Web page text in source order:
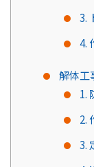
3.
4.
解体工
1.
2.
3.